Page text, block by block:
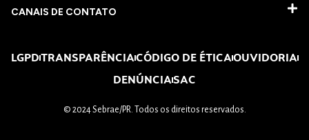
CANAIS DE CONTATO
LGPDTRANSPARÊNCIACÓDIGO DE ÉTICAOUVIDORIA
DENÚNCIASAC
© 2024 Sebrae/PR. Todos os direitos reservados.